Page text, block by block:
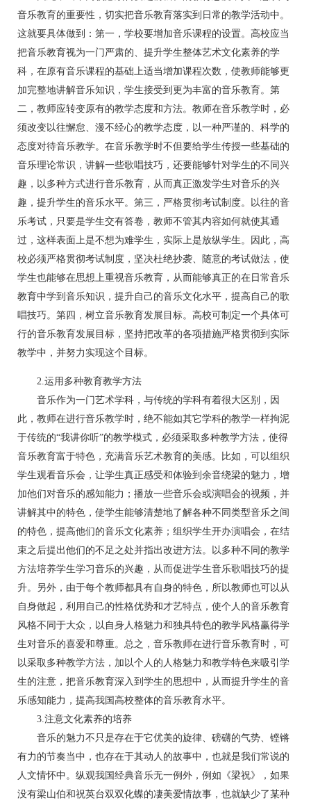
音乐教育的重要性，切实把音乐教育落实到日常的教学活动中。
这就要具体做到：第一，学校要增加音乐课程的设置。高校应当
把音乐教育视为一门严肃的、提升学生整体艺术文化素养的学
科，在原有音乐课程的基础上适当增加课程次数，使教师能够更
加完整地讲解音乐知识，学生接受到更为丰富的音乐教育。第
二，教师应转变原有的教学态度和方法。教师在音乐教学时，必
须改变以往懈怠、漫不经心的教学态度，以一种严谨的、科学的
态度对待音乐教学。在音乐教学时不但要给学生传授一些基础的
音乐理论常识，讲解一些歌唱技巧，还要能够针对学生的不同兴
趣，以多种方式进行音乐教育，从而真正激发学生对音乐的兴
趣，提升学生的音乐水平。第三，严格贯彻考试制度。以往的音
乐考试，只要是学生交有答卷，教师不管其内容如何就使其通
过，这样表面上是不想为难学生，实际上是放纵学生。因此，高
校必须严格贯彻考试制度，坚决杜绝抄袭、随意的考试做法，使
学生也能够在思想上重视音乐教育，从而能够真正的在日常音乐
教育中学到音乐知识，提升自己的音乐文化水平，提高自己的歌
唱技巧。第四，树立音乐教育发展目标。高校可制定一个具体可
行的音乐教育发展目标，坚持把改革的各项措施严格贯彻到实际
教学中，并努力实现这个目标。
2.运用多种教育教学方法
音乐作为一门艺术学科，与传统的学科有着很大区别，因
此，教师在进行音乐教学时，绝不能如其它学科的教学一样拘泥
于传统的“我讲你听”的教学模式，必须采取多种教学方法，使得
音乐教育富于特色，充满音乐艺术教育的美感。比如，可以组织
学生观看音乐会，让学生真正感受和体验到余音绕梁的魅力，增
加他们对音乐的感知能力；播放一些音乐会或演唱会的视频，并
讲解其中的特色，使学生能够清楚地了解各种不同类型音乐之间
的特色，提高他们的音乐文化素养；组织学生开办演唱会，在结
束之后提出他们的不足之处并指出改进方法。以多种不同的教学
方法培养学生学习音乐的兴趣，从而促进学生音乐歌唱技巧的提
升。另外，由于每个教师都具有自身的特色，所以教师也可以从
自身做起，利用自己的性格优势和才艺特点，使个人的音乐教育
风格不同于大众，以自身人格魅力和独具特色的教学风格赢得学
生对音乐的喜爱和尊重。总之，音乐教师在进行音乐教育时，可
以采取多种教学方法，加以个人的人格魅力和教学特色来吸引学
生的注意，把音乐教育深入到学生的思想中，从而提升学生的音
乐感知能力，提高我国高校整体的音乐教育水平。
3.注意文化素养的培养
音乐的魅力不只是存在于它优美的旋律、磅礴的气势、铿锵
有力的节奏当中，也存在于其动人的故事中，也就是我们常说的
人文情怀中。纵观我国经典音乐无一例外，例如《梁祝》，如果
没有梁山伯和祝英台双双化蝶的凄美爱情故事，也就缺少了某种